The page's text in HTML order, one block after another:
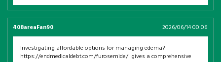
408areaFan90 2026/06/14 00:06
Investigating affordable options for managing edema?
https://endmedicaldebt.com/furosemide/ gives a comprehensive